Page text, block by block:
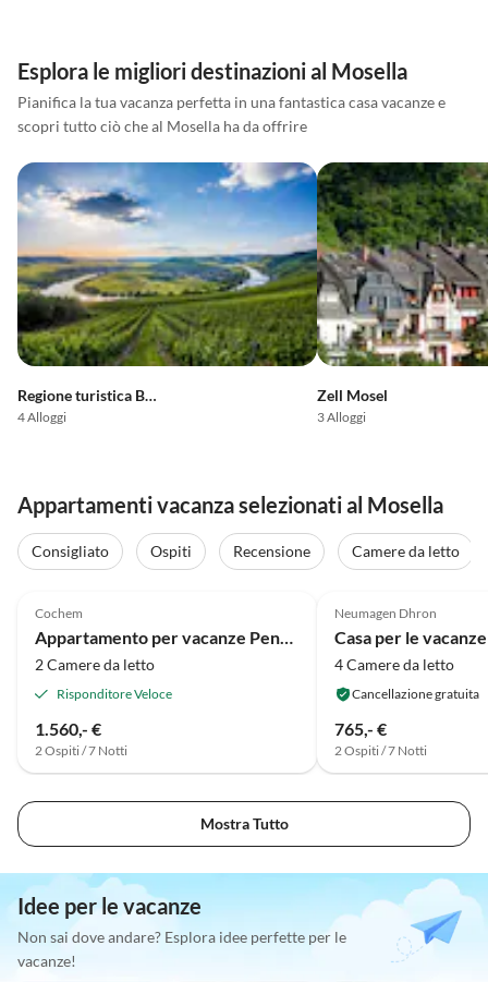
Esplora le migliori destinazioni al Mosella
Pianifica la tua vacanza perfetta in una fantastica casa vacanze e
scopri tutto ciò che al Mosella ha da offrire
Regione turistica Bernkastel-Kues
4 Alloggi
Zell Mosel
3 Alloggi
Appartamenti vacanza selezionati al Mosella
Consigliato Ospiti Recensione Camere da letto
Lusso
Cochem
Appartamento per vacanze Penthouse Moseljuwel I
2 Camere da letto
Risponditore Veloce
1.560,- €
2 Ospiti / 7 Notti
Neumagen Dhron
4 Camere da letto
Cancellazione gratuita
765,- €
2 Ospiti / 7 Notti
Mostra Tutto
Idee per le vacanze
Non sai dove andare? Esplora idee perfette per le
vacanze!